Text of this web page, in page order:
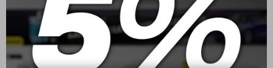
Jvc Parlantes 6" 300W 2
vias
USD60,41
JVC Radio X280BT
BT/USB
USD 149,00
Estética automotriz
Accesorios